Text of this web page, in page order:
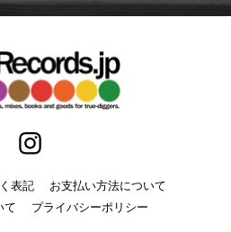
表記
お支払い方法について
て
プライバシーポリシー